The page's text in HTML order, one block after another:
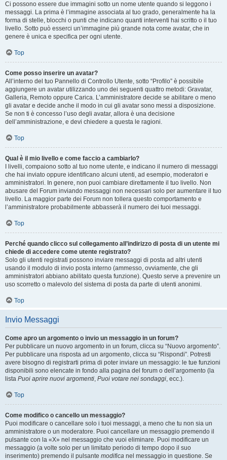
Ci possono essere due immagini sotto un nome utente quando si leggono i
messaggi. La prima è l’immagine associata al tuo grado, generalmente ha la
forma di stelle, blocchi o punti che indicano quanti interventi hai scritto o il tuo
livello. Sotto può esserci un’immagine più grande nota come avatar, che in
genere è unica e specifica per ogni utente.
Top
Come posso inserire un avatar?
All’interno del tuo Pannello di Controllo Utente, sotto “Profilo” è possibile
aggiungere un avatar utilizzando uno dei seguenti quattro metodi: Gravatar,
Galleria, Remoto oppure Carica. L’amministratore decide se abilitare o meno
gli avatar e decide anche il modo in cui gli avatar sono messi a disposizione.
Se non ti è concesso l’uso degli avatar, allora è una decisione
dell’amministrazione, e devi chiedere a questa le ragioni.
Top
Qual è il mio livello e come faccio a cambiarlo?
I livelli, compaiono sotto al tuo nome utente, e indicano il numero di messaggi
che hai inviato oppure identificano alcuni utenti, ad esempio, moderatori e
amministratori. In genere, non puoi cambiare direttamente il tuo livello. Non
abusare del Forum inviando messaggi non necessari solo per aumentare il tuo
livello. La maggior parte dei Forum non tollera questo comportamento e
l’amministratore probabilmente abbasserà il numero dei tuoi messaggi.
Top
Perché quando clicco sul collegamento all’indirizzo di posta di un utente mi
chiede di accedere come utente registrato?
Solo gli utenti registrati possono inviare messaggi di posta ad altri utenti
usando il modulo di invio posta interno (ammesso, ovviamente, che gli
amministratori abbiano abilitato questa funzione). Questo serve a prevenire un
uso scorretto o malevolo del sistema di posta da parte di utenti anonimi.
Top
Invio Messaggi
Come apro un argomento o invio un messaggio in un forum?
Per pubblicare un nuovo argomento in un forum, clicca su “Nuovo argomento”.
Per pubblicare una risposta ad un argomento, clicca su “Rispondi”. Potresti
avere bisogno di registrarti prima di poter inviare un messaggio: le tue funzioni
disponibili sono elencate in fondo alla pagina del forum o dell’argomento (la
lista Puoi aprire nuovi argomenti, Puoi votare nei sondaggi, ecc.).
Top
Come modifico o cancello un messaggio?
Puoi modificare o cancellare solo i tuoi messaggi, a meno che tu non sia un
amministratore o un moderatore. Puoi cancellare un messaggio premendo il
pulsante con la «X» nel messaggio che vuoi eliminare. Puoi modificare un
messaggio (a volte solo per un limitato periodo di tempo dopo il suo
inserimento) premendo il pulsante modifica nel messaggio in questione. Se